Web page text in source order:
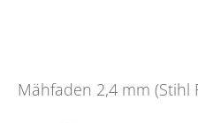
Mähfaden 2,4 mm (Stihl